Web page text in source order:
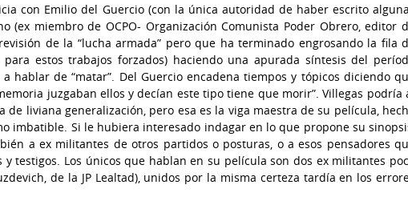
con Emilio del Guercio (con la única autoridad de haber escrito
(ex miembro de OCPO- Organización Comunista Poder Obrero, editor
de la “lucha armada” pero que ha terminado engrosando la fila
estos trabajos forzados) haciendo una apurada síntesis del
hablar de “matar”. Del Guercio encadena tiempos y tópicos diciendo
juzgaban ellos y decían este tipo tiene que morir”. Villegas podría
de liviana generalización, pero esa es la viga maestra de su película,
imbatible. Si le hubiera interesado indagar en lo que propone su
a ex militantes de otros partidos o posturas, o a esos pensadores
testigos. Los únicos que hablan en su película son dos ex militantes
de la JP Lealtad), unidos por la misma certeza tardía en los